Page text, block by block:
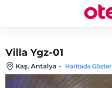
Villa Ygz-01
Kaş, Antalya - Haritada Göster